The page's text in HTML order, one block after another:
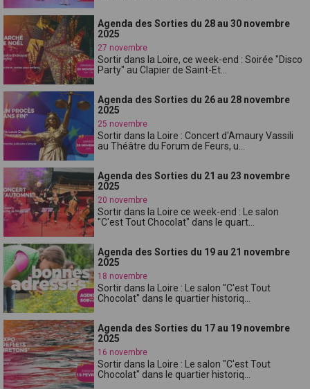
Agenda des Sorties du 28 au 30 novembre
2025
27 novembre
Sortir dans la Loire, ce week-end : Soirée "Disco
Party" au Clapier de Saint-Et...
Agenda des Sorties du 26 au 28 novembre
2025
25 novembre
Sortir dans la Loire : Concert d'Amaury Vassili
au Théâtre du Forum de Feurs, u...
Agenda des Sorties du 21 au 23 novembre
2025
20 novembre
Sortir dans la Loire ce week-end : Le salon
"C'est Tout Chocolat" dans le quart...
Agenda des Sorties du 19 au 21 novembre
2025
18 novembre
Sortir dans la Loire : Le salon "C'est Tout
Chocolat" dans le quartier historiq...
Agenda des Sorties du 17 au 19 novembre
2025
16 novembre
Sortir dans la Loire : Le salon "C'est Tout
Chocolat" dans le quartier historiq...